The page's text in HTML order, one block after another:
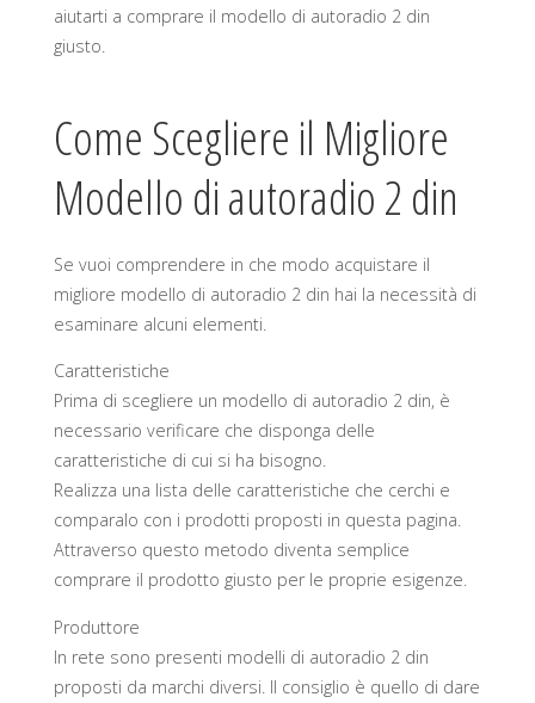
aiutarti a comprare il modello di autoradio 2 din
giusto.
Come Scegliere il Migliore
Modello di autoradio 2 din
Se vuoi comprendere in che modo acquistare il
migliore modello di autoradio 2 din hai la necessità di
esaminare alcuni elementi.
Caratteristiche
Prima di scegliere un modello di autoradio 2 din, è
necessario verificare che disponga delle
caratteristiche di cui si ha bisogno.
Realizza una lista delle caratteristiche che cerchi e
comparalo con i prodotti proposti in questa pagina.
Attraverso questo metodo diventa semplice
comprare il prodotto giusto per le proprie esigenze.
Produttore
In rete sono presenti modelli di autoradio 2 din
proposti da marchi diversi. Il consiglio è quello di dare